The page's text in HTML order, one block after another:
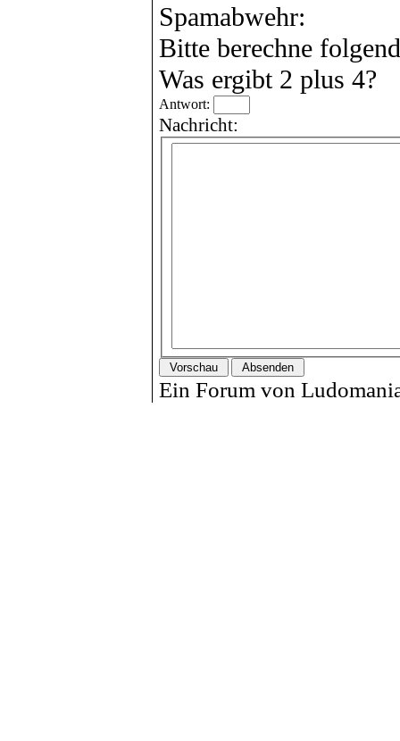
Spamabwehr:
Bitte berechne
Was ergibt 2 plus 4?
Antwort:
Nachricht:
Ein Forum von